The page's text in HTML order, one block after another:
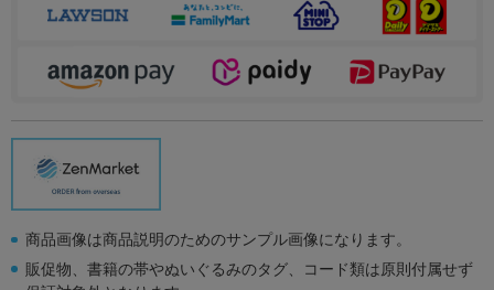
商品画像は商品説明のためのサンプル画像になります。
販促物、書籍の帯やぬいぐるみのタグ、コード類は原則付属せず